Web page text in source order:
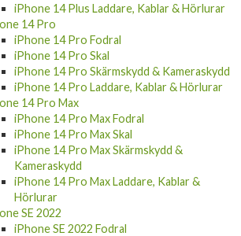
iPhone 14 Plus Laddare, Kablar & Hörlurar
14 Pro
iPhone 14 Pro Fodral
iPhone 14 Pro Skal
iPhone 14 Pro Skärmskydd & Kameraskydd
iPhone 14 Pro Laddare, Kablar & Hörlurar
14 Pro Max
iPhone 14 Pro Max Fodral
iPhone 14 Pro Max Skal
iPhone 14 Pro Max Skärmskydd &
Kameraskydd
iPhone 14 Pro Max Laddare, Kablar &
Hörlurar
SE 2022
iPhone SE 2022 Fodral